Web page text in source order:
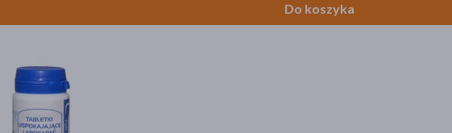
Do koszyka